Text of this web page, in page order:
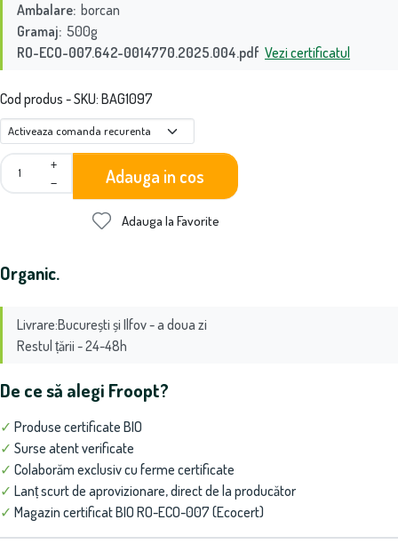
Ambalare: borcan
Gramaj: 500g
RO-ECO-007.642-0014770.2025.004.pdf Vezi certificatul
Organic.
Cod produs - SKU BAG1097
+
−
Adauga in cos
Adauga la Favorite
Livrare:București și Ilfov - a doua zi
Restul țării - 24-48h
De ce să alegi Froopt?
✓ Produse certificate BIO
✓ Surse atent verificate
✓ Colaborăm exclusiv cu ferme certificate
✓ Lanț scurt de aprovizionare, direct de la producător
✓ Magazin certificat BIO RO-ECO-007 (Ecocert)